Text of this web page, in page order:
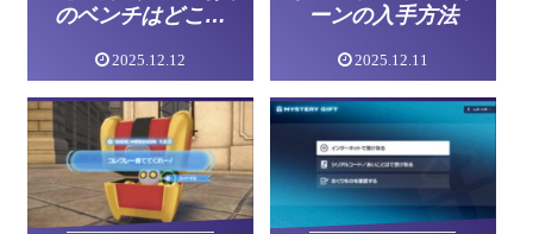
のベンチはどこ？
2025.12.12
ーンの入手方法
2025.12.11